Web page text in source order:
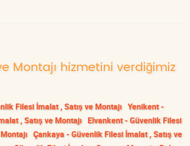
Montajı hizmetini verdiğimiz
Filesi İmalat , Satış ve Montajı Yenikent -
, Satış ve Montajı Elvankent - Güvenlik Filesi
Çankaya - Güvenlik Filesi İmalat , Satış ve